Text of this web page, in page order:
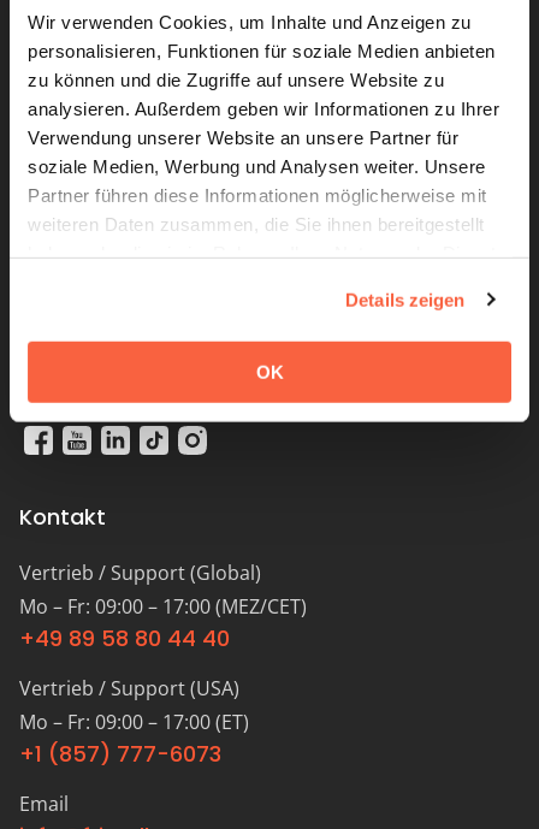
Wir verwenden Cookies, um Inhalte und Anzeigen zu
personalisieren, Funktionen für soziale Medien anbieten
zu können und die Zugriffe auf unsere Website zu
analysieren. Außerdem geben wir Informationen zu Ihrer
Verwendung unserer Website an unsere Partner für
soziale Medien, Werbung und Analysen weiter. Unsere
Partner führen diese Informationen möglicherweise mit
weiteren Daten zusammen, die Sie ihnen bereitgestellt
Datenschutzerklärung
Details zeigen
OK
friendlyway Germany
SaM Digital Solutions GmbH
Römerstrasse 32
82205 Gilching, Germany
friendlyway USA
83 Morse Street, Building 6,
Żelazna street 59 Warszawa,
Kontakt
Vertrieb / Support (Global)
Mo – Fr: 09:00 – 17:00 (MEZ/CET)
+49 89 58 80 44 40
Vertrieb / Support (USA)
Mo – Fr: 09:00 – 17:00 (ET)
+1 (857) 777-6073
Email